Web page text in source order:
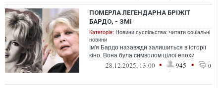
ПОМЕРЛА ЛЕГЕНДАРНА БРІЖІТ
БАРДО, - ЗМІ
Категорія: Новини суспільства: читати соціальні
новини
Ім'я Бардо назавжди залишиться в історії
кіно. Вона була символом цілої епохи
28.12.2025, 13:00 • 945 • 0